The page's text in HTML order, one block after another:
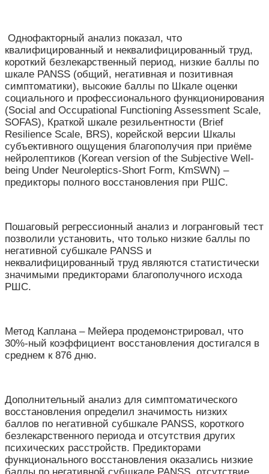
Однофакторный анализ показал, что
квалифицированный и неквалифицированный труд,
короткий безлекарственный период, низкие баллы по
шкале PANSS (общий, негативная и позитивная
симптоматики), высокие баллы по Шкале оценки
социального и профессионального функционирования
(Social and Occupational Functioning Assessment Scale,
SOFAS), Краткой шкале резильентности (Brief
Resilience Scale, BRS), корейской версии Шкалы
субъективного ощущения благополучия при приёме
нейролептиков (Korean version of the Subjective Well-
being Under Neuroleptics-Short Form, KmSWN) –
предикторы полного восстановления при РШС.
Пошаговый регрессионный анализ и логранговый тест
позволили установить, что только низкие баллы по
негативной субшкале PANSS и
неквалифицированный труд являются статистически
значимыми предикторами благополучного исхода
РШС.
Метод Каплана – Мейера продемонстрировал, что
30%-ный коэффициент восстановления достигался в
среднем к 876 дню.
Дополнительный анализ для симптоматического
восстановления определил значимость низких
баллов по негативной субшкале PANSS, короткого
безлекарственного периода и отсутствия других
психических расстройств. Предикторами
функционального восстановления оказались низкие